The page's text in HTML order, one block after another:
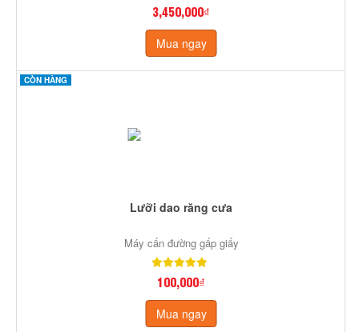
3,450,000₫
Mua ngay
CÒN HÀNG
Lưỡi dao răng cưa
Máy cấn đường gấp giấy
100,000₫
Mua ngay